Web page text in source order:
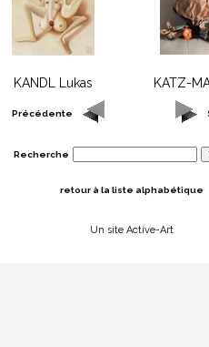
KANDL Lukas KATZ-
Précédente
Recherche
retour à la liste alphabétique
Un site Active-Art